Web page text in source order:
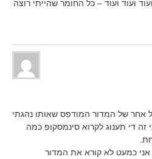
ועוד ועוד – כל החומר שהייתי רוצה
אחר של המדור המודפס שאותו נהגתי
די תענוג לקרוא סינמסקופ כמה
אני כמעט לא קורא את המדור